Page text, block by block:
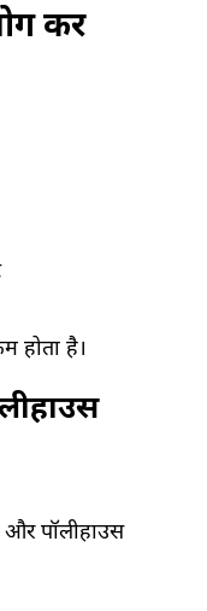
कर
होता है।
पॉलीहाउस